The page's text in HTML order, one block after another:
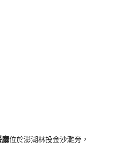
廳位於澎湖林投金沙灘旁，